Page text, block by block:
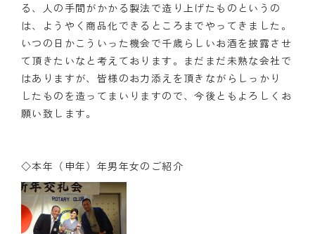
る、人の手間がかかる製法で造り上げたものというの
は、ようやく商品化できるところまでやってきました。
いつの日かこういった機会で千歳らしいお酒を披露させ
て頂きたいなと考えております。まだまだ未熟な会社で
はありますが、皆様のお力添えを頂きながらしっかり
したものを造ってまいりますので、今後ともよろしくお
願い致します。
◇本年（申年）年男年女のご紹介